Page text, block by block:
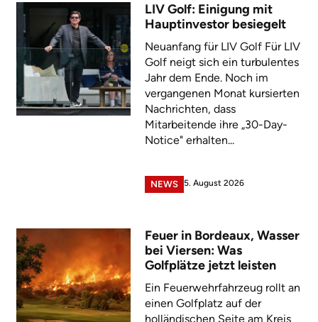
LIV Golf: Einigung mit
Hauptinvestor besiegelt
Neuanfang für LIV Golf Für LIV
Golf neigt sich ein turbulentes
Jahr dem Ende. Noch im
vergangenen Monat kursierten
Nachrichten, dass
Mitarbeitende ihre „30-Day-
Notice" erhalten...
NEWS 5. August 2026
Feuer in Bordeaux, Wasser
bei Viersen: Was
Golfplätze jetzt leisten
Ein Feuerwehrfahrzeug rollt an
einen Golfplatz auf der
holländischen Seite am Kreis